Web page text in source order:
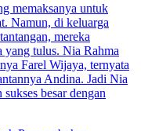
memaksanya untuk
Namun, di keluarga
mereka
yang tulus. Nia Rahma
Farel Wijaya, ternyata
Andina. Jadi Nia
besar dengan